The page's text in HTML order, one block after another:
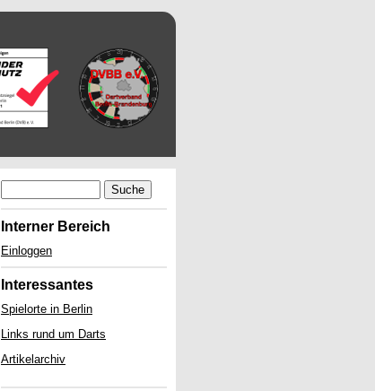
Suche
Interner Bereich
Einloggen
Interessantes
Spielorte in Berlin
Links rund um Darts
Artikelarchiv